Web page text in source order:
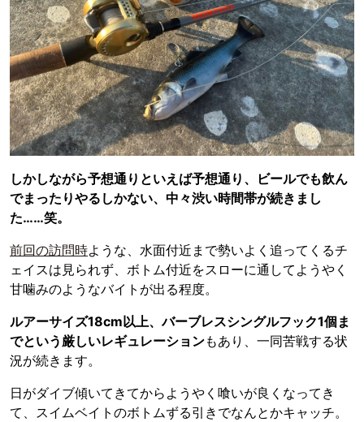
しかしながら予想通りといえば予想通り、ビールでも飲ん
でまったりやるしかない、中々渋い時間帯が続きまし
た……笑。
前回の訪問時ような、水面付近まで勢いよく追ってくるチ
ェイスは見られず、ボトム付近をスローに通してようやく
甘噛みのようなバイトが出る程度。
ルアーサイズ18cm以上、バーブレスシングルフック1個ま
でという厳しいレギュレーションもあり、一同苦戦する状
況が続きます。
日がダイブ傾いてきてからようやく喰いが良くなってき
て、スイムベイトのボトムずる引きでなんとかキャッチ。